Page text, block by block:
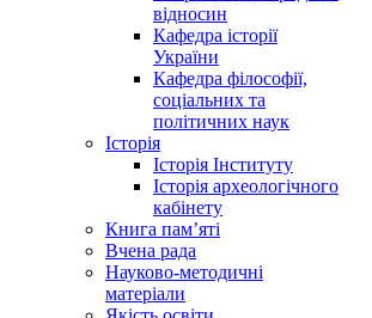
відносин
Кафедра історії
України
Кафедра філософії,
соціальних та
політичних наук
Історія
Історія Інституту
Історія археологічного
кабінету
Книга памʼяті
Вчена рада
Науково-методичні
матеріали